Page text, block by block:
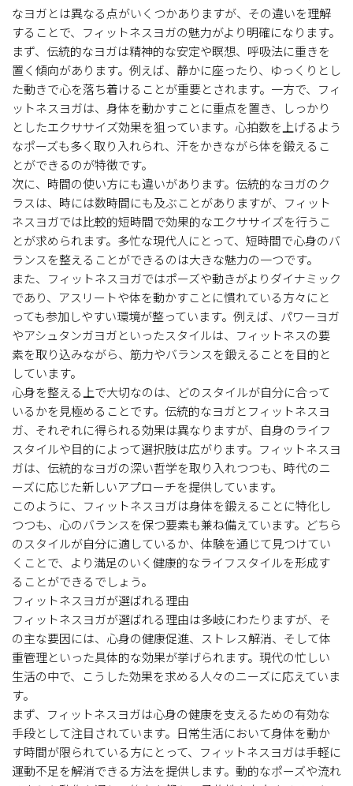
なヨガとは異なる点がいくつかありますが、その違いを理解
することで、フィットネスヨガの魅力がより明確になります。
まず、伝統的なヨガは精神的な安定や瞑想、呼吸法に重きを
置く傾向があります。例えば、静かに座ったり、ゆっくりとし
た動きで心を落ち着けることが重要とされます。一方で、フィ
ットネスヨガは、身体を動かすことに重点を置き、しっかり
としたエクササイズ効果を狙っています。心拍数を上げるよう
なポーズも多く取り入れられ、汗をかきながら体を鍛えるこ
とができるのが特徴です。
次に、時間の使い方にも違いがあります。伝統的なヨガのク
ラスは、時には数時間にも及ぶことがありますが、フィット
ネスヨガでは比較的短時間で効果的なエクササイズを行うこ
とが求められます。多忙な現代人にとって、短時間で心身のバ
ランスを整えることができるのは大きな魅力の一つです。
また、フィットネスヨガではポーズや動きがよりダイナミック
であり、アスリートや体を動かすことに慣れている方々にと
っても参加しやすい環境が整っています。例えば、パワーヨガ
やアシュタンガヨガといったスタイルは、フィットネスの要
素を取り込みながら、筋力やバランスを鍛えることを目的と
しています。
心身を整える上で大切なのは、どのスタイルが自分に合って
いるかを見極めることです。伝統的なヨガとフィットネスヨ
ガ、それぞれに得られる効果は異なりますが、自身のライフ
スタイルや目的によって選択肢は広がります。フィットネスヨ
ガは、伝統的なヨガの深い哲学を取り入れつつも、時代のニ
ーズに応じた新しいアプローチを提供しています。
このように、フィットネスヨガは身体を鍛えることに特化し
つつも、心のバランスを保つ要素も兼ね備えています。どちら
のスタイルが自分に適しているか、体験を通じて見つけてい
くことで、より満足のいく健康的なライフスタイルを形成す
ることができるでしょう。
フィットネスヨガが選ばれる理由
フィットネスヨガが選ばれる理由は多岐にわたりますが、そ
の主な要因には、心身の健康促進、ストレス解消、そして体
重管理といった具体的な効果が挙げられます。現代の忙しい
生活の中で、こうした効果を求める人々のニーズに応えていま
す。
まず、フィットネスヨガは心身の健康を支えるための有効な
手段として注目されています。日常生活において身体を動か
す時間が限られている方にとって、フィットネスヨガは手軽に
運動不足を解消できる方法を提供します。動的なポーズや流れ